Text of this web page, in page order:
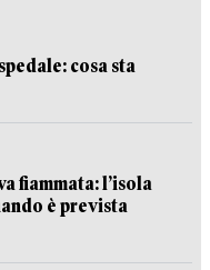
cosa sta
fiammata: l’isola
è prevista